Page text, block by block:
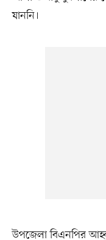
যাননি।
উপজেলা বিএনপির